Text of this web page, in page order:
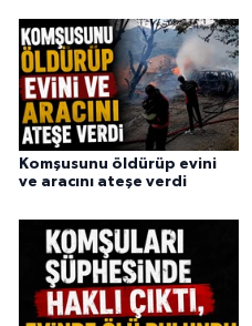
Komşusunu öldürüp evini
ve aracını ateşe verdi